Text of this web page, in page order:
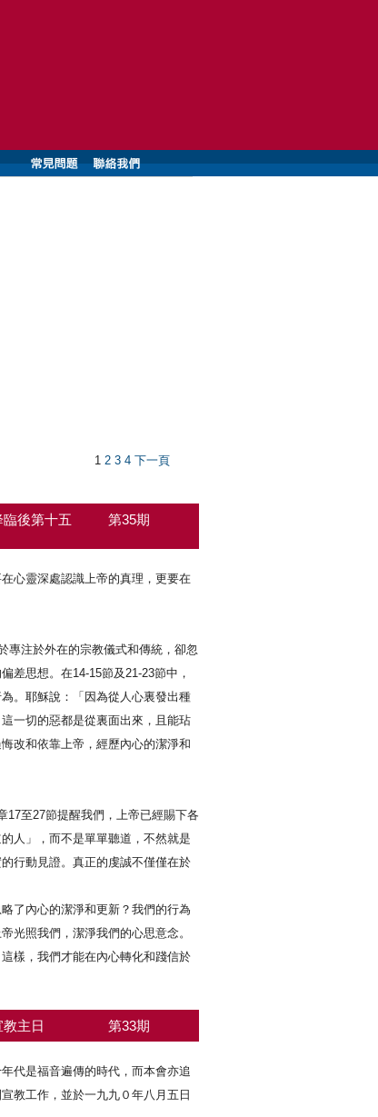
1 2 3 4 下一頁
臨後第十五
第35期
心靈深處認識上帝的真理，更要在
專注於外在的宗教儀式和傳統，卻忽
差思想。在14-15節及21-23節中，
。耶穌說：「因為從人心裏發出種
一切的惡都是從裏面出來，且能玷
改和依靠上帝，經歷內心的潔淨和
17至27節提醒我們，上帝已經賜下各
人」，而不是單單聽道，不然就是
行動見證。真正的虔誠不僅僅在於
了內心的潔淨和更新？我們的行為
光照我們，潔淨我們的心思意念。
樣，我們才能在內心轉化和踐信於
主日 第33期
代是福音遍傳的時代，而本會亦追
教工作，並於一九九０年八月五日